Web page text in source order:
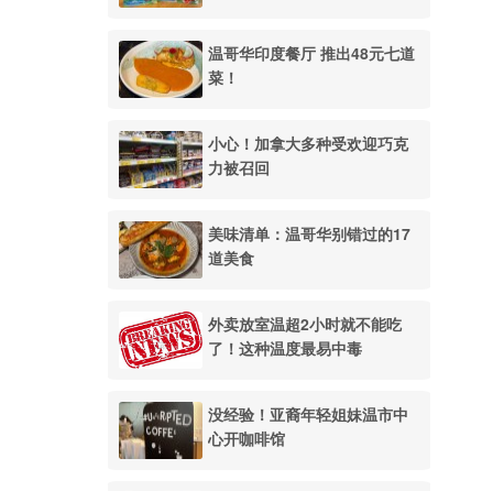
温哥华印度餐厅 推出48元七道
菜！
小心！加拿大多种受欢迎巧克
力被召回
美味清单：温哥华别错过的17
道美食
外卖放室温超2小时就不能吃
了！这种温度最易中毒
没经验！亚裔年轻姐妹温市中
心开咖啡馆